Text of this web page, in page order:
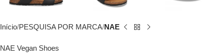
Início PESQUISA POR MARCA NAE
NAE Vegan Shoes